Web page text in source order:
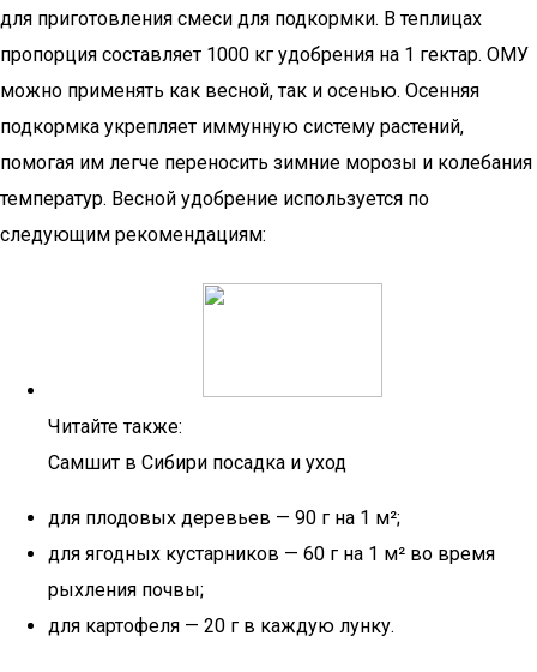
для приготовления смеси для подкормки. В теплицах
пропорция составляет 1000 кг удобрения на 1 гектар. ОМУ
можно применять как весной, так и осенью. Осенняя
подкормка укрепляет иммунную систему растений,
помогая им легче переносить зимние морозы и колебания
температур. Весной удобрение используется по
следующим рекомендациям:
Читайте также:
Самшит в Сибири посадка и уход
для плодовых деревьев — 90 г на 1 м²;
для ягодных кустарников — 60 г на 1 м² во время
рыхления почвы;
для картофеля — 20 г в каждую лунку.